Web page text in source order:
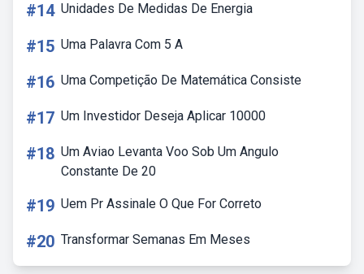
#14 Unidades De Medidas De Energia
#15 Uma Palavra Com 5 A
#16 Uma Competição De Matemática Consiste
#17 Um Investidor Deseja Aplicar 10000
#18 Um Aviao Levanta Voo Sob Um Angulo
Constante De 20
#19 Uem Pr Assinale O Que For Correto
#20 Transformar Semanas Em Meses